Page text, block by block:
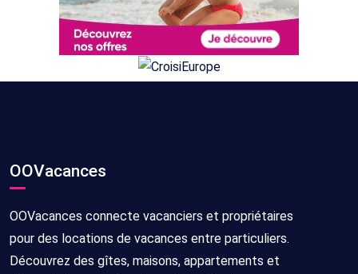
OOVacances
OOVacances connecte vacanciers et propriétaires
pour des locations de vacances entre particuliers.
Découvrez des gîtes, maisons, appartements et